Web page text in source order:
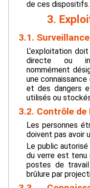
de ces dispositifs.
3.
3.1.
L'exploitation
directe ou
nommément
une
et des dangers
utilisés ou
3.2. Contrôle
Les personnes
doivent pas avoir
Le public
du verre est tenu
postes de
brûlure par